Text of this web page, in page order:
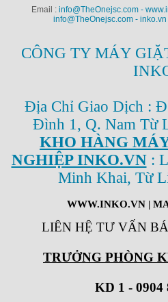
Email : info@TheOnejsc.com -
info@TheOnejsc.com - inko.vn
CÔNG TY MÁY
Địa Chỉ Giao Dịch :
Đình 1, Q. Nam Từ
KHO HÀNG
NGHIỆP INKO.VN:
Minh Khai, Từ
WWW.INKO.VN|
LIÊN HỆ TƯ VẤN
TRƯỞNG PHÒNG
KD 1 - 0904